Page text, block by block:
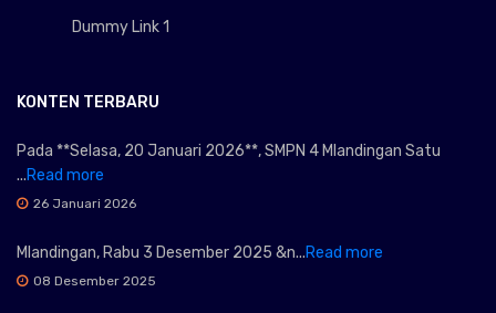
Dummy Link 1
KONTEN TERBARU
Pada **Selasa, 20 Januari 2026**, SMPN 4 Mlandingan Satu
...Read more
26 Januari 2026
Mlandingan, Rabu 3 Desember 2025 &n...Read more
08 Desember 2025